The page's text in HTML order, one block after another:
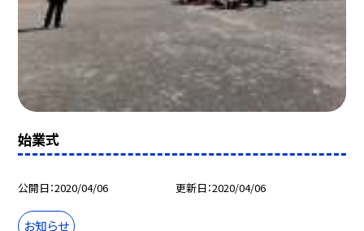
始業式
公開日 2020/04/06 更新日 2020/04/06
お知らせ